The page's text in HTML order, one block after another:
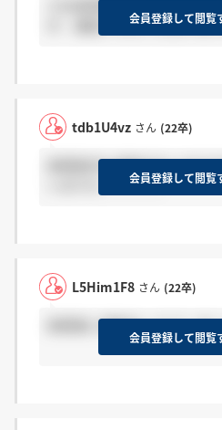
入社承諾書を提出してから
が、連絡いただいた方いま
会員登録して閲覧
tdb1U4vz さん (22卒)
承諾後何も連絡がないので
いますか、、、、、会員登録して閲覧
L5Him1F8 さん (22卒)
承諾後に連絡あったりしま
会員登録して閲覧